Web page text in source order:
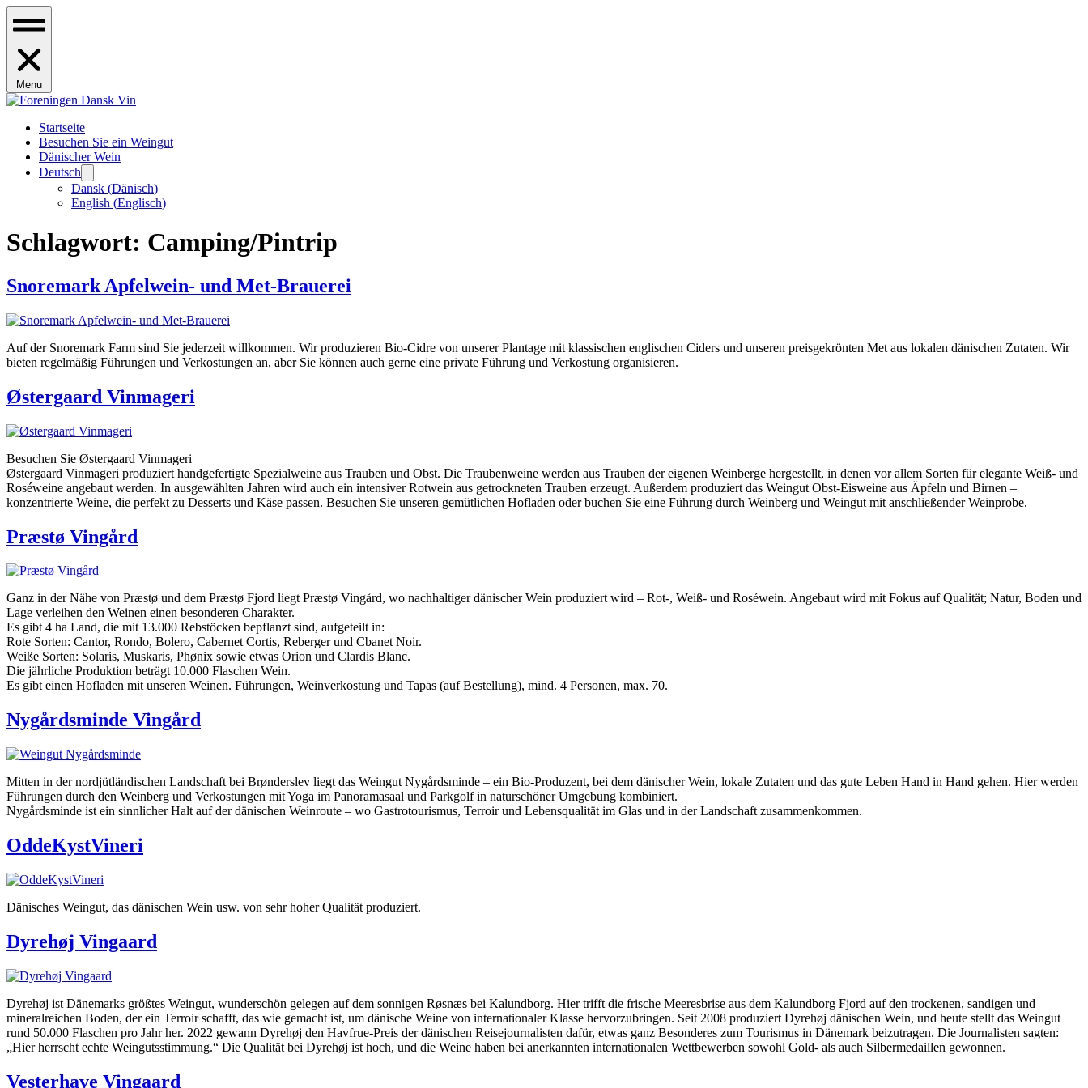
Menu
Startseite
Besuchen Sie ein Weingut
Dänischer Wein
Deutsch
Dansk (Dänisch)
English (Englisch)
Schlagwort: Camping/Pintrip
Snoremark Apfelwein- und Met-Brauerei
Auf der Snoremark Farm sind Sie jederzeit willkommen. Wir produzieren Bio-Cidre von unserer Plantage mit klassischen englischen Ciders und unseren preisgekrönten Met aus lokalen dänischen Zutaten. Wir
bieten regelmäßig Führungen und Verkostungen an, aber Sie können auch gerne eine private Führung und Verkostung organisieren.
Østergaard Vinmageri
Besuchen Sie Østergaard Vinmageri
Østergaard Vinmageri produziert handgefertigte Spezialweine aus Trauben und Obst. Die Traubenweine werden aus Trauben der eigenen Weinberge hergestellt, in denen vor allem Sorten für elegante Weiß- und
Roséweine angebaut werden. In ausgewählten Jahren wird auch ein intensiver Rotwein aus getrockneten Trauben erzeugt. Außerdem produziert das Weingut Obst-Eisweine aus Äpfeln und Birnen –
konzentrierte Weine, die perfekt zu Desserts und Käse passen. Besuchen Sie unseren gemütlichen Hofladen oder buchen Sie eine Führung durch Weinberg und Weingut mit anschließender Weinprobe.
Præstø Vingård
Ganz in der Nähe von Præstø und dem Præstø Fjord liegt Præstø Vingård, wo nachhaltiger dänischer Wein produziert wird – Rot-, Weiß- und Roséwein. Angebaut wird mit Fokus auf Qualität; Natur, Boden und
Lage verleihen den Weinen einen besonderen Charakter.
Es gibt 4 ha Land, die mit 13.000 Rebstöcken bepflanzt sind, aufgeteilt in:
Rote Sorten: Cantor, Rondo, Bolero, Cabernet Cortis, Reberger und Cbanet Noir.
Weiße Sorten: Solaris, Muskaris, Phønix sowie etwas Orion und Clardis Blanc.
Die jährliche Produktion beträgt 10.000 Flaschen Wein.
Es gibt einen Hofladen mit unseren Weinen. Führungen, Weinverkostung und Tapas (auf Bestellung), mind. 4 Personen, max. 70.
Nygårdsminde Vingård
Mitten in der nordjütländischen Landschaft bei Brønderslev liegt das Weingut Nygårdsminde – ein Bio-Produzent, bei dem dänischer Wein, lokale Zutaten und das gute Leben Hand in Hand gehen. Hier werden
Führungen durch den Weinberg und Verkostungen mit Yoga im Panoramasaal und Parkgolf in naturschöner Umgebung kombiniert.
Nygårdsminde ist ein sinnlicher Halt auf der dänischen Weinroute – wo Gastrotourismus, Terroir und Lebensqualität im Glas und in der Landschaft zusammenkommen.
OddeKystVineri
Dänisches Weingut, das dänischen Wein usw. von sehr hoher Qualität produziert.
Dyrehøj Vingaard
Dyrehøj ist Dänemarks größtes Weingut, wunderschön gelegen auf dem sonnigen Røsnæs bei Kalundborg. Hier trifft die frische Meeresbrise aus dem Kalundborg Fjord auf den trockenen, sandigen und
mineralreichen Boden, der ein Terroir schafft, das wie gemacht ist, um dänische Weine von internationaler Klasse hervorzubringen. Seit 2008 produziert Dyrehøj dänischen Wein, und heute stellt das Weingut
rund 50.000 Flaschen pro Jahr her. 2022 gewann Dyrehøj den Havfrue-Preis der dänischen Reisejournalisten dafür, etwas ganz Besonderes zum Tourismus in Dänemark beizutragen. Die Journalisten sagten:
„Hier herrscht echte Weingutsstimmung.“ Die Qualität bei Dyrehøj ist hoch, und die Weine haben bei anerkannten internationalen Wettbewerben sowohl Gold- als auch Silbermedaillen gewonnen.
Vesterhave Vingaard